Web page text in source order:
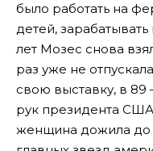
было работать на
детей,
лет Мозес снова
раз уже не
свою выставку, в
рук президента
женщина дожила до